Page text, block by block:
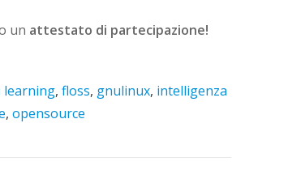
un attestato di partecipazione!
learning, floss, gnulinux, intelligenza
, opensource